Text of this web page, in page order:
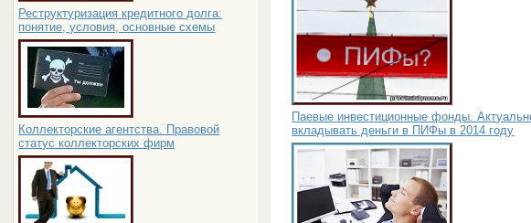
Реструктуризация кредитного долга:
понятие, условия, основные схемы
Коллекторские агентства. Правовой
статус коллекторских фирм
Паевые инвестиционные фонды.
вкладывать деньги в ПИФы в 2014 году